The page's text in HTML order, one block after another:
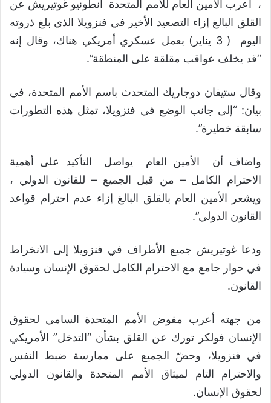
، أعرب الأمين العام للأمم المتحدة أنطونيو غوتيريش عن
القلق البالغ إزاء التصعيد الأخير في فنزويلا الذي بلغ ذروته
اليوم ( 3 يناير) بعمل عسكري أمريكي هناك، وقال إنه
“قد يخلف عواقب مقلقة على المنطقة”.
وقال ستيفان دوجاريك المتحدث باسم الأمم المتحدة، في
بيان: “إلى جانب الوضع في فنزويلا، تمثل هذه التطورات
سابقة خطيرة”.
واضاف أن الأمين العام يواصل التأكيد على أهمية
الاحترام الكامل – من قبل الجميع – للقانون الدولي ،
ويشعر الأمين العام بالقلق البالغ إزاء عدم احترام قواعد
القانون الدولي”.
ودعا غوتيريش جميع الأطراف في فنزويلا إلى الانخراط
في حوار جامع مع الاحترام الكامل لحقوق الإنسان وسيادة
القانون.
من جهته أعرب مفوض الأمم المتحدة السامي لحقوق
الإنسان فولكر تورك عن القلق بشأن “التدخل” الأمريكي
في فنزويلا، وحضّ الجميع على ممارسة ضبط النفس
والاحترام التام لميثاق الأمم المتحدة والقانون الدولي
لحقوق الإنسان.